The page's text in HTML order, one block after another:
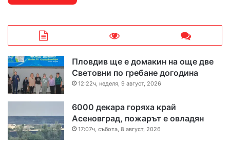
Пловдив ще е домакин на още две
Световни по гребане догодина
12:22ч, неделя, 9 август, 2026
6000 декара горяха край
Асеновград, пожарът е овладян
17:07ч, събота, 8 август, 2026